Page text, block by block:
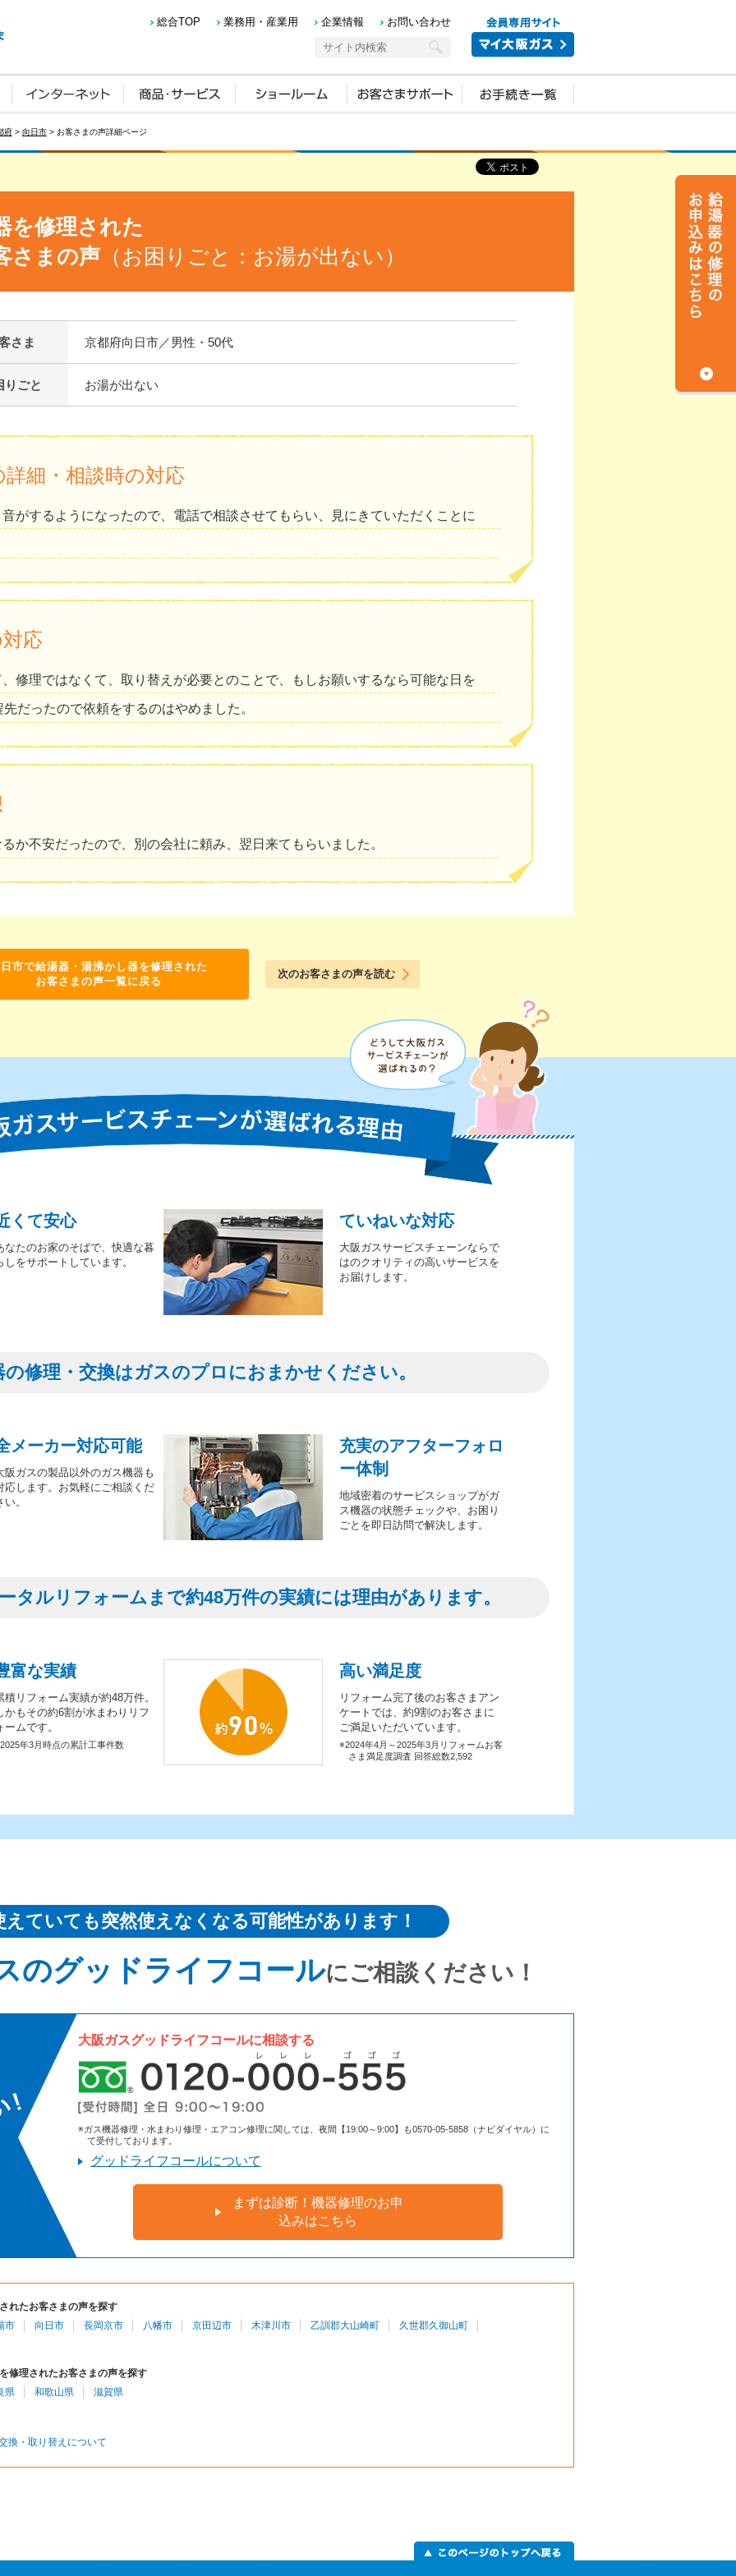
総合TOP 業務用・産業用 企業情報 お問い合わせ
府 > 向日市 > お客さまの声詳細ページ
を修理された
さまの声 （お困りごと：お湯が出ない）
さま 京都府向日市／男性・50代
りごと お湯が出ない
細・相談時の対応
がするようになったので、電話で相談させてもらい、見にきていただくことに
応
修理ではなくて、取り替えが必要とのことで、もしお願いするなら可能な日を
だったので依頼をするのはやめました。
か不安だったので、別の会社に頼み、翌日来てもらいました。
市で給湯器・湯沸かし器を修理された
お客さまの声一覧に戻る
次のお客さまの声を読む
くて安心
なたのお家のそばで、快適な暮
しをサポートしています。
ていねいな対応
大阪ガスサービスチェーンならで
はのクオリティの高いサービスを
お届けします。
の修理・交換はガスのプロにおまかせください。
メーカー対応可能
阪ガスの製品以外のガス機器も
応します。お気軽にご相談くだ
い。
充実のアフターフォロ
ー体制
地域密着のサービスショップがガ
ス機器の状態チェックや、お困り
ごとを即日訪問で解決します。
タルリフォームまで約48万件の実績には理由があります。
富な実績
積リフォーム実績が約48万件。
かもその約6割が水まわりリフ
ームです。
年3月時点の累計工事件数
高い満足度
リフォーム完了後のお客さまアン
ケートでは、約9割のお客さまに
ご満足いただいています。
※2024年4月～2025年3月リフォームお客
さま満足度調査 回答総数2,592
えていても突然使えなくなる可能性があります！
のグッドライフコールにご相談ください！
大阪ガスグッドライフコールに相談する
※ガス機器修理・水まわり修理・エアコン修理に関しては、夜間【19:00～9:00】も0570-05-5858（ナビダイヤル）に
て受付しております。
グッドライフコールについて
まずは診断！機器修理のお申
込みはこちら
れたお客さまの声を探す
市
向日市 長岡京市 八幡市 京田辺市 木津川市 乙訓郡大山崎町 久世郡久御山町
修理されたお客さまの声を探す
県
和歌山県 滋賀県
換・取り替えについて